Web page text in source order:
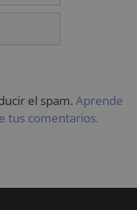
el spam. Aprende
tus comentarios.